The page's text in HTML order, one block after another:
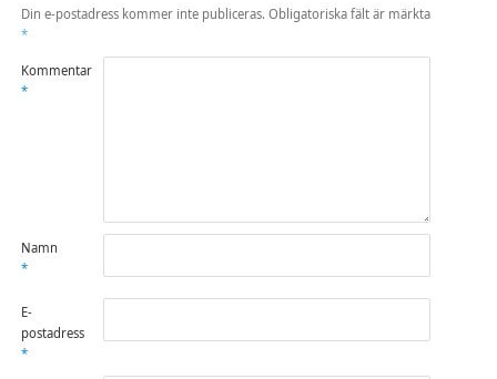
Din e-postadress kommer inte publiceras. Obligatoriska fält är märkta
*
Kommentar
*
Namn
*
E-
postadress
*